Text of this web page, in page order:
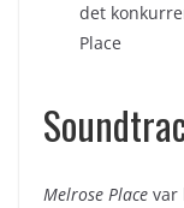
det
Place
Melrose Place var